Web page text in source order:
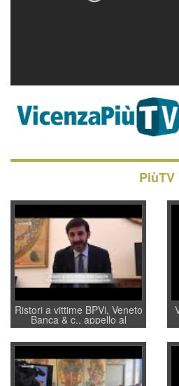
PiùTV
Ristori a vittime BPVi, Veneto
Banca & c., appello al
sottosegretario Alessio
Villarosa: per mettere ordine
convochi con Di Maio CNCU
a supporto della cabina di
regia al Mef